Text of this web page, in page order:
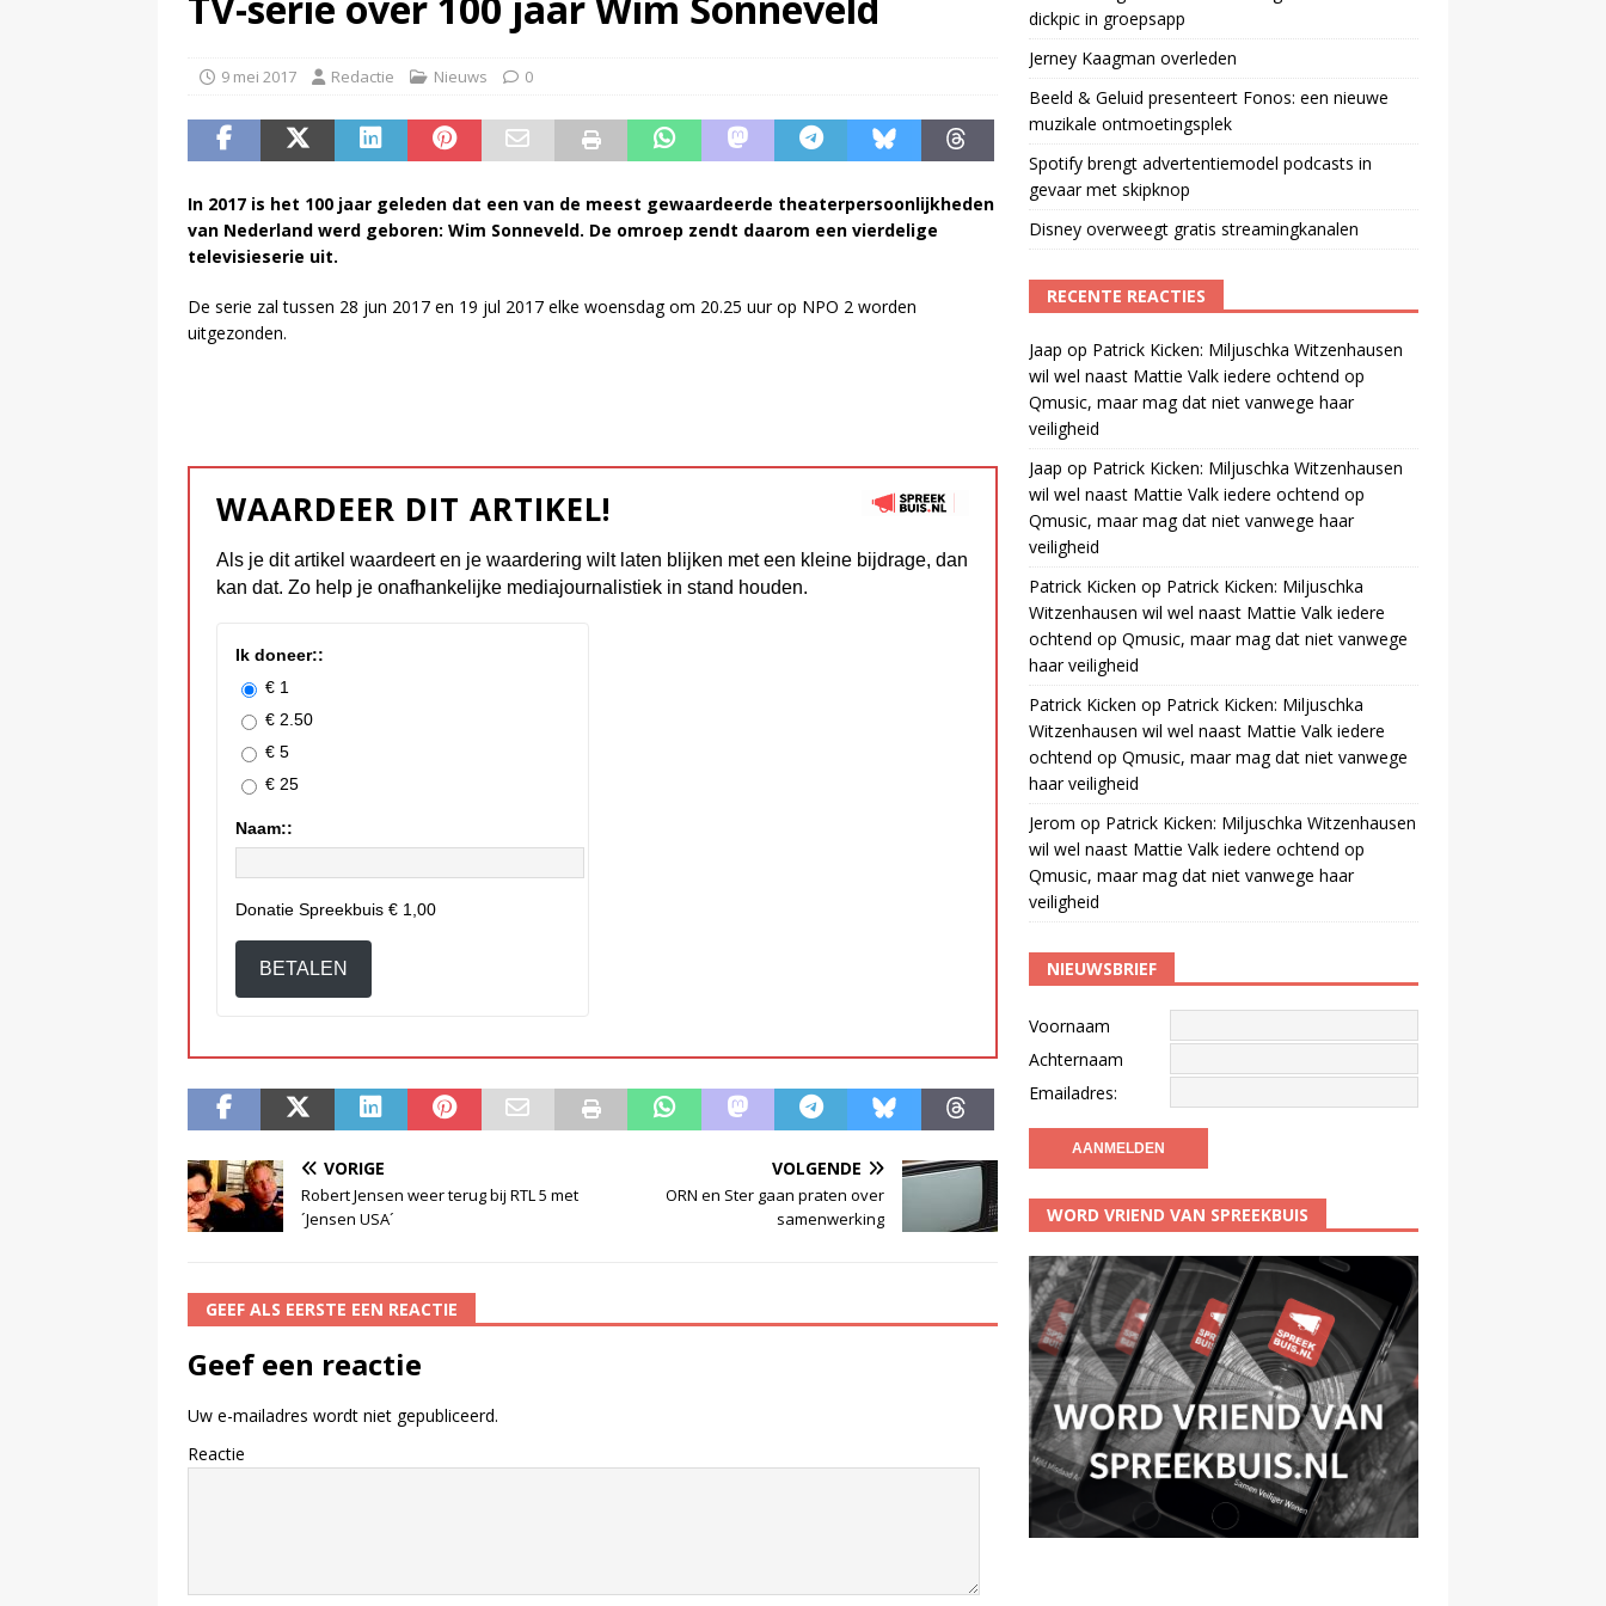
NPO-manager Menno de Boer geschorst na dickpic in groepsapp
9 mei 2017 Redactie Nieuws 0
In 2017 is het 100 jaar geleden dat een van de meest gewaardeerde theaterpersoonlijkheden
van Nederland werd geboren: Wim Sonneveld. De omroep zendt daarom een vierdelige
televisieserie uit.
De serie zal tussen 28 jun 2017 en 19 jul 2017 elke woensdag om 20.25 uur op NPO 2 worden
uitgezonden.
WAARDEER DIT ARTIKEL!
Als je dit artikel waardeert en je waardering wilt laten blijken met een kleine bijdrage, dan
kan dat. Zo help je onafhankelijke mediajournalistiek in stand houden.
Ik doneer::
€ 1
€ 2.50
€ 5
€ 25
Naam::
Donatie Spreekbuis € 1,00
BETALEN
VORIGE
Robert Jensen weer terug bij RTL 5 met
´Jensen USA´
VOLGENDE
ORN en Ster gaan praten over
samenwerking
GEEF ALS EERSTE EEN REACTIE
Geef een reactie
Uw e-mailadres wordt niet gepubliceerd.
Reactie
dickpic in groepsapp
Jerney Kaagman overleden
Beeld & Geluid presenteert Fonos: een nieuwe
muzikale ontmoetingsplek
Spotify brengt advertentiemodel podcasts in
gevaar met skipknop
Disney overweegt gratis streamingkanalen
RECENTE REACTIES
Jaap op Patrick Kicken: Miljuschka Witzenhausen
wil wel naast Mattie Valk iedere ochtend op
Qmusic, maar mag dat niet vanwege haar
veiligheid
Jaap op Patrick Kicken: Miljuschka Witzenhausen
wil wel naast Mattie Valk iedere ochtend op
Qmusic, maar mag dat niet vanwege haar
veiligheid
Patrick Kicken op Patrick Kicken: Miljuschka
Witzenhausen wil wel naast Mattie Valk iedere
ochtend op Qmusic, maar mag dat niet vanwege
haar veiligheid
Patrick Kicken op Patrick Kicken: Miljuschka
Witzenhausen wil wel naast Mattie Valk iedere
ochtend op Qmusic, maar mag dat niet vanwege
haar veiligheid
Jerom op Patrick Kicken: Miljuschka Witzenhausen
wil wel naast Mattie Valk iedere ochtend op
Qmusic, maar mag dat niet vanwege haar
veiligheid
NIEUWSBRIEF
Voornaam
Achternaam
Emailadres:
WORD VRIEND VAN SPREEKBUIS